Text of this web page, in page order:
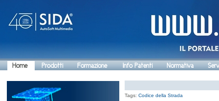
Home Prodotti Formazione Info Patenti Normativa
Tags: Codice della Strada